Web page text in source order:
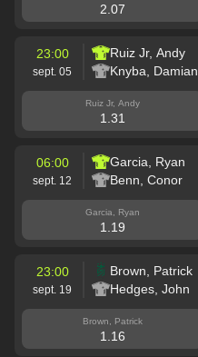
2.07
23:00
sept. 05
Ruiz Jr, Andy
Knyba, Damian
Ruiz Jr, Andy
1.31
06:00
sept. 12
Garcia, Ryan
Benn, Conor
Garcia, Ryan
1.19
23:00
sept. 19
Brown, Patrick
Hedges, John
Brown, Patrick
1.16